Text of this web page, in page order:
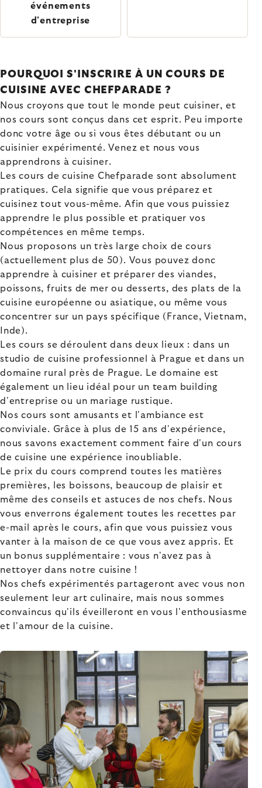
événements
d'entreprise
POURQUOI S'INSCRIRE À UN COURS DE
CUISINE AVEC CHEFPARADE ?
Nous croyons que tout le monde peut cuisiner, et
nos cours sont conçus dans cet esprit. Peu importe
donc votre âge ou si vous êtes débutant ou un
cuisinier expérimenté. Venez et nous vous
apprendrons à cuisiner.
Les cours de cuisine Chefparade sont absolument
pratiques. Cela signifie que vous préparez et
cuisinez tout vous-même. Afin que vous puissiez
apprendre le plus possible et pratiquer vos
compétences en même temps.
Nous proposons un très large choix de cours
(actuellement plus de 50). Vous pouvez donc
apprendre à cuisiner et préparer des viandes,
poissons, fruits de mer ou desserts, des plats de la
cuisine européenne ou asiatique, ou même vous
concentrer sur un pays spécifique (France, Vietnam,
Inde).
Les cours se déroulent dans deux lieux : dans un
studio de cuisine professionnel à Prague et dans un
domaine rural près de Prague. Le domaine est
également un lieu idéal pour un team building
d'entreprise ou un mariage rustique.
Nos cours sont amusants et l'ambiance est
conviviale. Grâce à plus de 15 ans d'expérience,
nous savons exactement comment faire d'un cours
de cuisine une expérience inoubliable.
Le prix du cours comprend toutes les matières
premières, les boissons, beaucoup de plaisir et
même des conseils et astuces de nos chefs. Nous
vous enverrons également toutes les recettes par
e-mail après le cours, afin que vous puissiez vous
vanter à la maison de ce que vous avez appris. Et
un bonus supplémentaire : vous n'avez pas à
nettoyer dans notre cuisine !
Nos chefs expérimentés partageront avec vous non
seulement leur art culinaire, mais nous sommes
convaincus qu'ils éveilleront en vous l'enthousiasme
et l'amour de la cuisine.